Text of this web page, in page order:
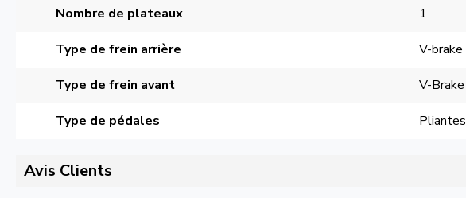
Nombre de plateaux 1
Type de frein arrière V-brake
Type de frein avant V-Brake
Type de pédales Pliantes
Avis Clients